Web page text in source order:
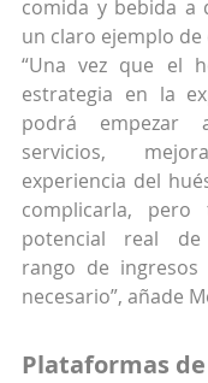
comida y bebida a
un claro ejemplo de
“Una vez que el
estrategia en la
podrá empezar
servicios,
experiencia del
complicarla,
potencial real
rango de
necesario”, añade
Plataformas